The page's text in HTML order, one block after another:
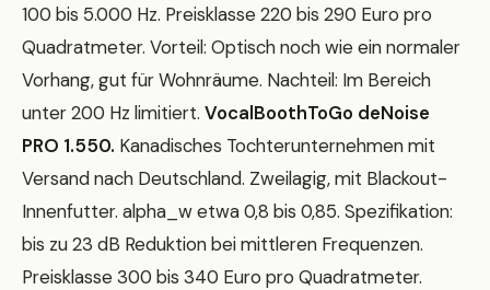
100 bis 5.000 Hz. Preisklasse 220 bis 290 Euro pro
Quadratmeter. Vorteil: Optisch noch wie ein normaler
Vorhang, gut für Wohnräume. Nachteil: Im Bereich
unter 200 Hz limitiert. VocalBoothToGo deNoise
PRO 1.550. Kanadisches Tochterunternehmen mit
Versand nach Deutschland. Zweilagig, mit Blackout-
Innenfutter. alpha_w etwa 0,8 bis 0,85. Spezifikation:
bis zu 23 dB Reduktion bei mittleren Frequenzen.
Preisklasse 300 bis 340 Euro pro Quadratmeter.